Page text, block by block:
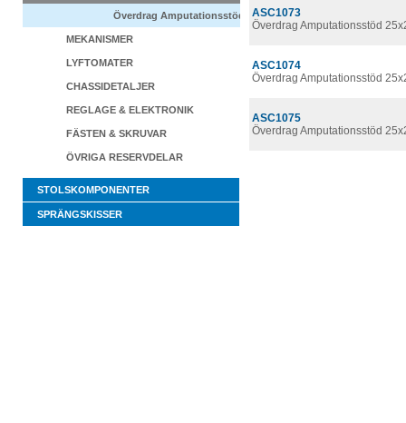
Överdrag Amputationsstöd
MEKANISMER
LYFTOMATER
CHASSIDETALJER
REGLAGE & ELEKTRONIK
FÄSTEN & SKRUVAR
ÖVRIGA RESERVDELAR
STOLSKOMPONENTER
SPRÄNGSKISSER
ASC1073
Överdrag Amputationsstöd
ASC1074
Överdrag Amputationsstöd
ASC1075
Överdrag Amputationsstöd